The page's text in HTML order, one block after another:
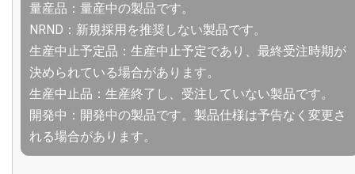
量産品：量産中の製品です。
NRND：新規採用を推奨しない製品です。
生産中止予定品：生産中止予定であり、最終受注時期が
決められている場合があります。
生産中止品：生産終了し、受注していない製品です。
開発中：開発中の製品です。製品仕様は予告なく変更さ
れる場合があります。